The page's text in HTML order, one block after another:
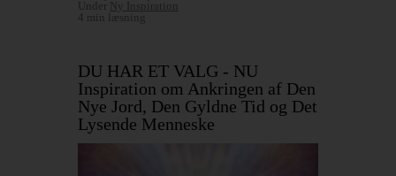
Under Ny Inspiration
4 min læsning
DU HAR ET VALG - NU
Inspiration om Ankringen af Den
Nye Jord, Den Gyldne Tid og Det
Lysende Menneske